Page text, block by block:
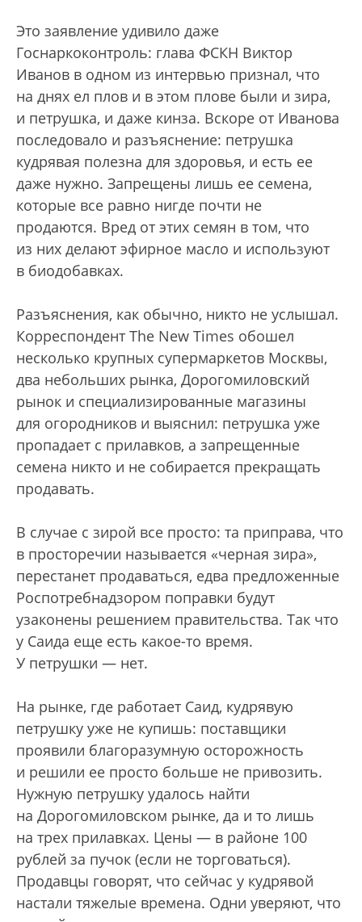
Это заявление удивило даже
Госнаркоконтроль: глава ФСКН Виктор
Иванов в одном из интервью признал, что
на днях ел плов и в этом плове были и зира,
и петрушка, и даже кинза. Вскоре от Иванова
последовало и разъяснение: петрушка
кудрявая полезна для здоровья, и есть ее
даже нужно. Запрещены лишь ее семена,
которые все равно нигде почти не
продаются. Вред от этих семян в том, что
из них делают эфирное масло и используют
в биодобавках.
Разъяснения, как обычно, никто не услышал.
Корреспондент The New Times обошел
несколько крупных супермаркетов Москвы,
два небольших рынка, Дорогомиловский
рынок и специализированные магазины
для огородников и выяснил: петрушка уже
пропадает с прилавков, а запрещенные
семена никто и не собирается прекращать
продавать.
В случае с зирой все просто: та приправа, что
в просторечии называется «черная зира»,
перестанет продаваться, едва предложенные
Роспотребнадзором поправки будут
узаконены решением правительства. Так что
у Саида еще есть какое-то время.
У петрушки — нет.
На рынке, где работает Саид, кудрявую
петрушку уже не купишь: поставщики
проявили благоразумную осторожность
и решили ее просто больше не привозить.
Нужную петрушку удалось найти
на Дорогомиловском рынке, да и то лишь
на трех прилавках. Цены — в районе 100
рублей за пучок (если не торговаться).
Продавцы говорят, что сейчас у кудрявой
настали тяжелые времена. Одни уверяют, что